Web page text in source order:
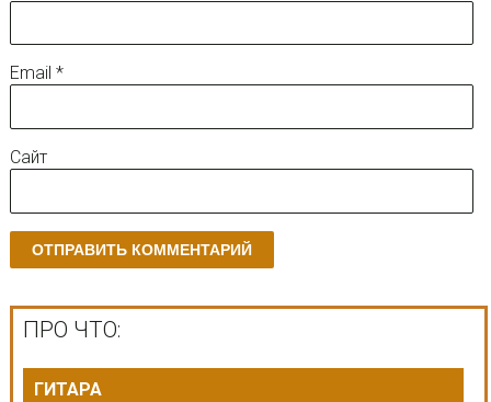
Email *
Сайт
ПРО ЧТО:
ГИТАРА